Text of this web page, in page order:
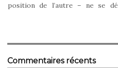
position de l’autre – ne se
Commentaires récents